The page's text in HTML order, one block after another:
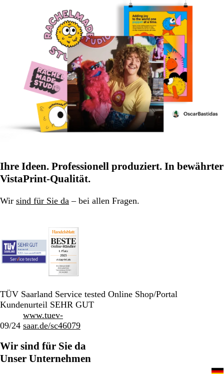
Ihre Ideen. Professionell produziert. In bewährter
VistaPrint-Qualität.
Wir sind für Sie da – bei allen Fragen.
TÜV Saarland Service tested Online Shop/Portal
Kundenurteil SEHR GUT
09/24
www.tuev-
saar.de/sc46079
Wir sind für Sie da
Unser Unternehmen